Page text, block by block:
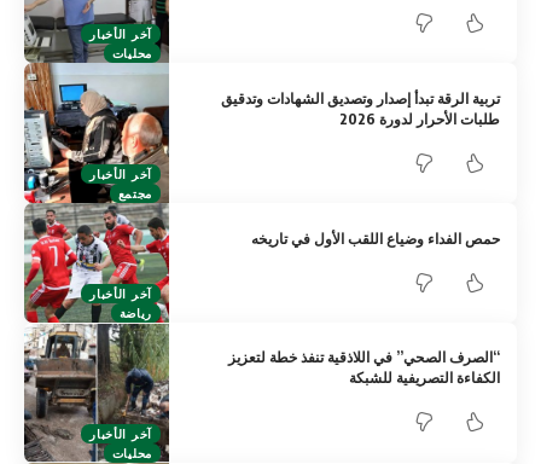
آخر الأخبار
محليات
آخر الأخبار
مجتمع
تربية الرقة تبدأ إصدار وتصديق الشهادات وتدقيق
طلبات الأحرار لدورة 2026
آخر الأخبار
رياضة
حمص الفداء وضياع اللقب الأول في تاريخه
آخر الأخبار
محليات
“الصرف الصحي” في اللاذقية تنفذ خطة لتعزيز
الكفاءة التصريفية للشبكة